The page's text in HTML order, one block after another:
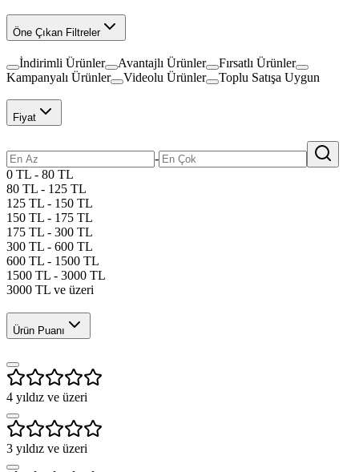
Öne Çıkan Filtreler
İndirimli Ürünler Avantajlı Ürünler
Fırsatlı Ürünler
Kampanyalı Ürünler
Videolu Ürünler Toplu Satışa Uygun
Fiyat
-
0 TL - 80 TL
80 TL - 125 TL
125 TL - 150 TL
150 TL - 175 TL
175 TL - 300 TL
300 TL - 600 TL
600 TL - 1500 TL
1500 TL - 3000 TL
3000 TL ve üzeri
Ürün Puanı
4 yıldız ve üzeri
3 yıldız ve üzeri